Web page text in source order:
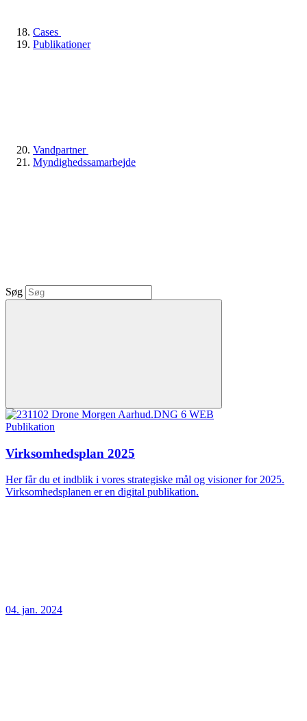
Cases
Publikationer
Vandpartner
Myndighedssamarbejde
Søg
Publikation
Virksomhedsplan 2025
Her får du et indblik i vores strategiske mål og visioner for 2025.
Virksomhedsplanen er en digital publikation.
04. jan. 2024